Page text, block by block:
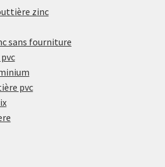
zinc
sans fourniture
pvc